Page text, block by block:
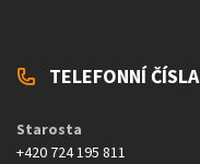
TELEFONNÍ ČÍSLA
Starosta
+420 724 195 811